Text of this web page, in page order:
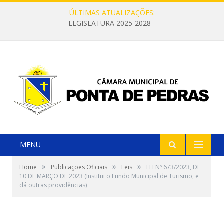
ÚLTIMAS ATUALIZAÇÕES:
LEGISLATURA 2025-2028
MENU
Home » Publicações Oficiais » Leis »
LEI Nº 673/2023, DE
10 DE MARÇO DE 2023 (Institui o Fundo Municipal de Turismo, e
dá outras providências)